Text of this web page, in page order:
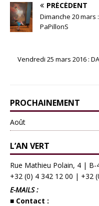
PRÉCÉDENT
Dimanche 20 mars
PaPillonS
Vendredi 25 mars 2016 :
PROCHAINEMENT
Août
L’AN VERT
Rue Mathieu Polain, 4 | B-
+32 (0) 4 342 12 00 | +32
E-MAILS :
■ Contact :